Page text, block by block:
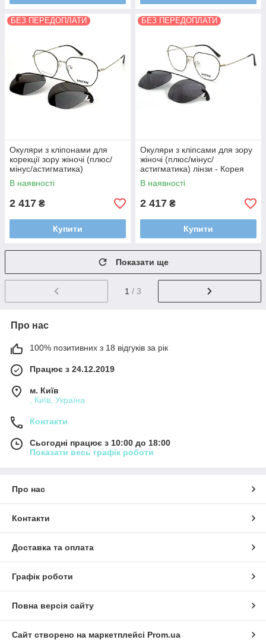
БЕЗ ПЕРЕДОПЛАТИ
Окуляри з кліпонами для
корекції зору жіночі (плюс/
мінус/астигматика)
В наявності
2 417 ₴
Купити
БЕЗ ПЕРЕДОПЛАТИ
Окуляри з кліпсами для зору
жіночі (плюс/мінус/
астигматика) лінзи - Корея
В наявності
2 417 ₴
Купити
Показати ще
1 / 3
Про нас
100% позитивних з 18 відгуків за рік
Працює з 24.12.2019
м. Київ
, Київ, Україна
Контакти
Сьогодні працює з 10:00 до 18:00
Показати весь графік роботи
Про нас
Контакти
Доставка та оплата
Графік роботи
Повна версія сайту
Сайт створено на маркетплейсі Prom.ua